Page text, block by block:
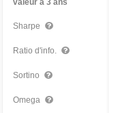
valeur à 3 ans
Sharpe
Ratio d'info.
Sortino
Omega